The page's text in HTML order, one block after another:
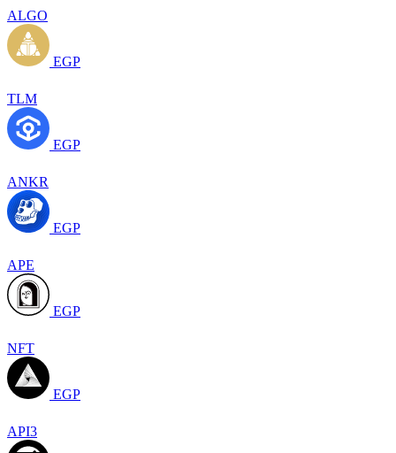
ALGO
EGP
TLM
EGP
ANKR
EGP
APE
EGP
NFT
EGP
API3